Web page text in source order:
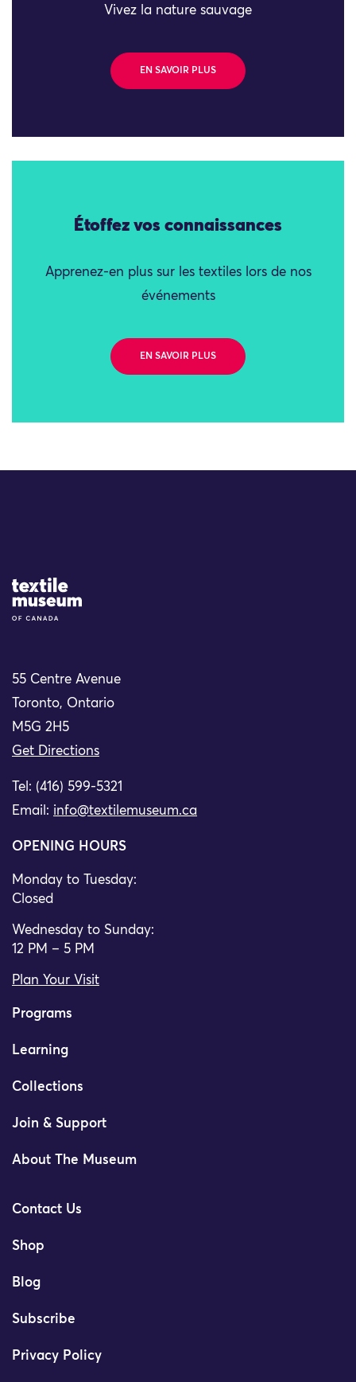
Vivez la nature sauvage
EN SAVOIR PLUS
Étoffez vos connaissances
Apprenez-en plus sur les textiles lors de nos
événements
EN SAVOIR PLUS
Site Logo
55 Centre Avenue
Toronto, Ontario
M5G 2H5
Get Directions
Tel: (416) 599-5321
Email: info@textilemuseum.ca
OPENING HOURS
Monday to Tuesday:
Closed
Wednesday to Sunday:
12 PM – 5 PM
Plan Your Visit
Programs
Learning
Collections
Join & Support
About The Museum
Contact Us
Shop
Blog
Subscribe
Privacy Policy